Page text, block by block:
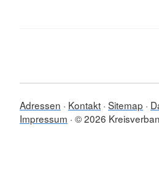
Adressen Kontakt Sitemap
Impressum © 2026